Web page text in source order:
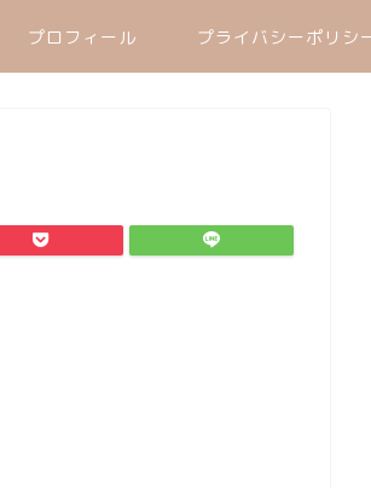
プロフィール プライバシーポリシ